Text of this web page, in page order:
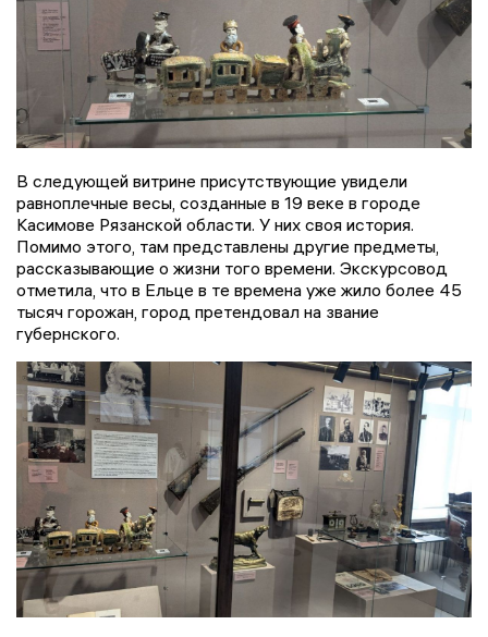
В следующей витрине присутствующие увидели
равноплечные весы, созданные в 19 веке в городе
Касимове Рязанской области. У них своя история.
Помимо этого, там представлены другие предметы,
рассказывающие о жизни того времени. Экскурсовод
отметила, что в Ельце в те времена уже жило более 45
тысяч горожан, город претендовал на звание
губернского.